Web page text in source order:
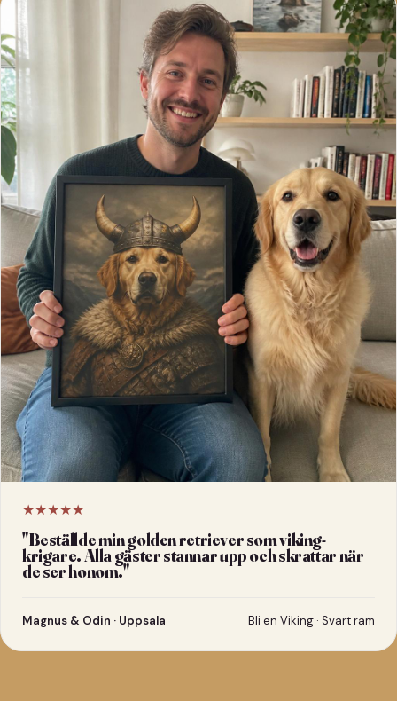
★★★★★
"Beställde min golden retriever som viking-
krigare. Alla gäster stannar upp och skrattar när
de ser honom."
Magnus & Odin · Uppsala Bli en Viking · Svart ram